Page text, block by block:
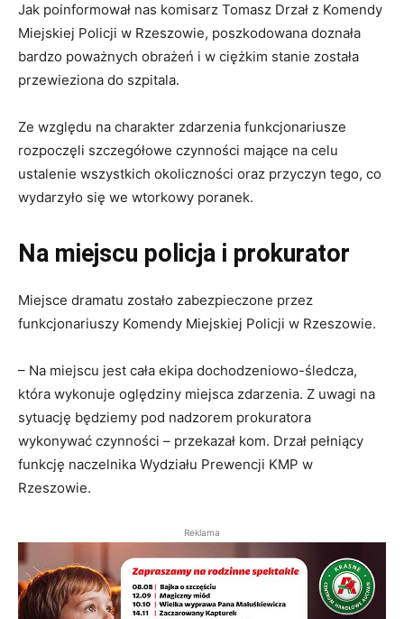
Jak poinformował nas komisarz Tomasz Drzał z Komendy
Miejskiej Policji w Rzeszowie, poszkodowana doznała
bardzo poważnych obrażeń i w ciężkim stanie została
przewieziona do szpitala.
Ze względu na charakter zdarzenia funkcjonariusze
rozpoczęli szczegółowe czynności mające na celu
ustalenie wszystkich okoliczności oraz przyczyn tego, co
wydarzyło się we wtorkowy poranek.
Na miejscu policja i prokurator
Miejsce dramatu zostało zabezpieczone przez
funkcjonariuszy Komendy Miejskiej Policji w Rzeszowie.
– Na miejscu jest cała ekipa dochodzeniowo-śledcza,
która wykonuje oględziny miejsca zdarzenia. Z uwagi na
sytuację będziemy pod nadzorem prokuratora
wykonywać czynności – przekazał kom. Drzał pełniący
funkcję naczelnika Wydziału Prewencji KMP w
Rzeszowie.
Reklama